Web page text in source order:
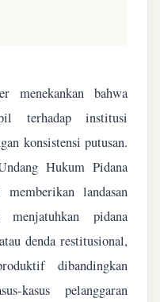
menekankan bahwa
terhadap institusi
konsistensi putusan.
Hukum Pidana
landasan
pidana
denda restitusional,
dibandingkan
kasus pelanggaran